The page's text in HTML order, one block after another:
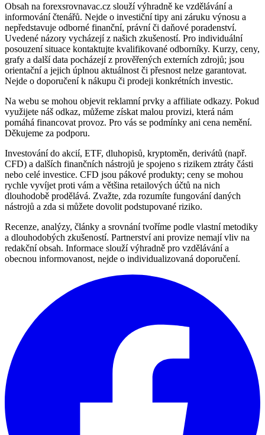
Obsah na forexsrovnavac.cz slouží výhradně ke vzdělávání a
informování čtenářů. Nejde o investiční tipy ani záruku výnosu a
nepředstavuje odborné finanční, právní či daňové poradenství.
Uvedené názory vycházejí z našich zkušeností. Pro individuální
posouzení situace kontaktujte kvalifikované odborníky. Kurzy, ceny,
grafy a další data pocházejí z prověřených externích zdrojů; jsou
orientační a jejich úplnou aktuálnost či přesnost nelze garantovat.
Nejde o doporučení k nákupu či prodeji konkrétních investic.
Na webu se mohou objevit reklamní prvky a affiliate odkazy. Pokud
využijete náš odkaz, můžeme získat malou provizi, která nám
pomáhá financovat provoz. Pro vás se podmínky ani cena nemění.
Děkujeme za podporu.
Investování do akcií, ETF, dluhopisů, kryptoměn, derivátů (např.
CFD) a dalších finančních nástrojů je spojeno s rizikem ztráty části
nebo celé investice. CFD jsou pákové produkty; ceny se mohou
rychle vyvíjet proti vám a většina retailových účtů na nich
dlouhodobě prodělává. Zvažte, zda rozumíte fungování daných
nástrojů a zda si můžete dovolit podstupované riziko.
Recenze, analýzy, články a srovnání tvoříme podle vlastní metodiky
a dlouhodobých zkušeností. Partnerství ani provize nemají vliv na
redakční obsah. Informace slouží výhradně pro vzdělávání a
obecnou informovanost, nejde o individualizovaná doporučení.